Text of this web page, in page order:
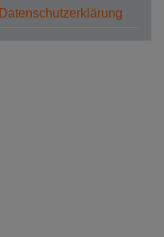
Datenschutzerklärung